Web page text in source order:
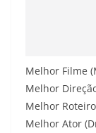
Melhor Filme
Melhor
Melhor
Melhor Ator